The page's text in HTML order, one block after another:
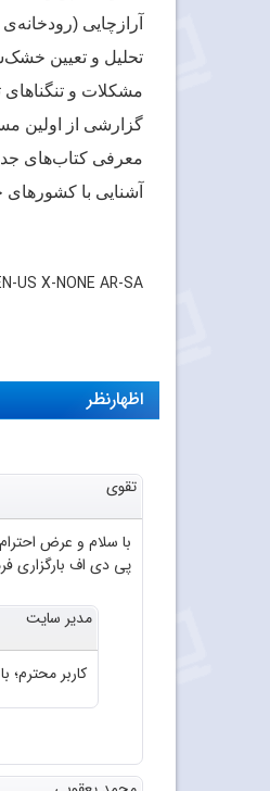
آرازچایی
تحلیل و تعیین
مشکلات و
گزارشی از اولین
معرفی کتاب‌های
آشنایی با
US X-NONE AR-SA
اظهارنظر
تقوی
پی دی اف بارگزاری
مدیر سایت
کاربر محترم؛